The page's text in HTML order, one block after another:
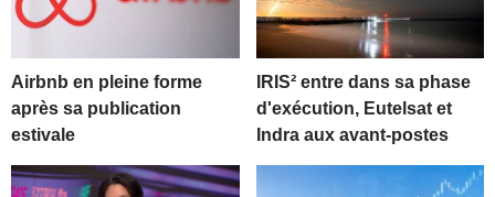
Airbnb en pleine forme
après sa publication
estivale
IRIS² entre dans sa phase
d'exécution, Eutelsat et
Indra aux avant-postes